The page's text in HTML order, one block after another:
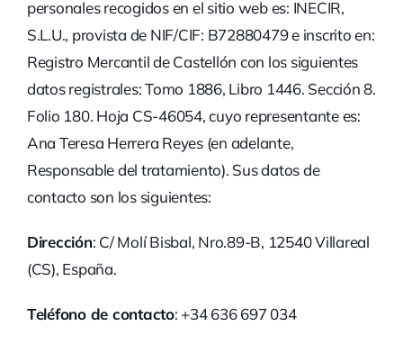
personales recogidos en el sitio web es: INECIR,
S.L.U., provista de NIF/CIF: B72880479 e inscrito en:
Registro Mercantil de Castellón con los siguientes
datos registrales: Tomo 1886, Libro 1446. Sección 8.
Folio 180. Hoja CS-46054, cuyo representante es:
Ana Teresa Herrera Reyes (en adelante,
Responsable del tratamiento). Sus datos de
contacto son los siguientes:
Dirección: C/ Molí Bisbal, Nro.89-B, 12540 Villareal
(CS), España.
Teléfono de contacto: +34 636 697 034